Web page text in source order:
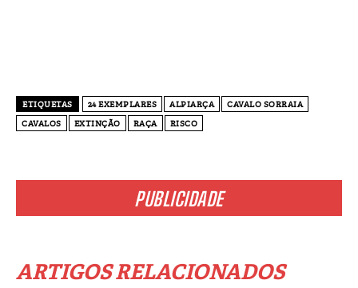
PUBLICIDADE
ARTIGOS RELACIONADOS
ETIQUETAS 24 EXEMPLARES ALPIARÇA
CAVALO SORRAIA
CAVALOS
EXTINÇÃO RAÇA RISCO